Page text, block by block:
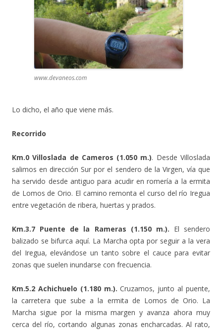
www.devaneos.com
Lo dicho, el año que viene más.
Recorrido
Km.0 Villoslada de Cameros (1.050 m.). Desde Villoslada
salimos en dirección Sur por el sendero de la Virgen, vía que
ha servido desde antiguo para acudir en romería a la ermita
de Lomos de Orio. El camino remonta el curso del río Iregua
entre vegetación de ribera, huertas y prados.
Km.3.7 Puente de la Rameras (1.150 m.). El sendero
balizado se bifurca aquí. La Marcha opta por seguir a la vera
del Iregua, elevándose un tanto sobre el cauce para evitar
zonas que suelen inundarse con frecuencia.
Km.5.2 Achichuelo (1.180 m.). Cruzamos, junto al puente,
la carretera que sube a la ermita de Lomos de Orio. La
Marcha sigue por la misma margen y avanza ahora muy
cerca del río, cortando algunas zonas encharcadas. Al rato,